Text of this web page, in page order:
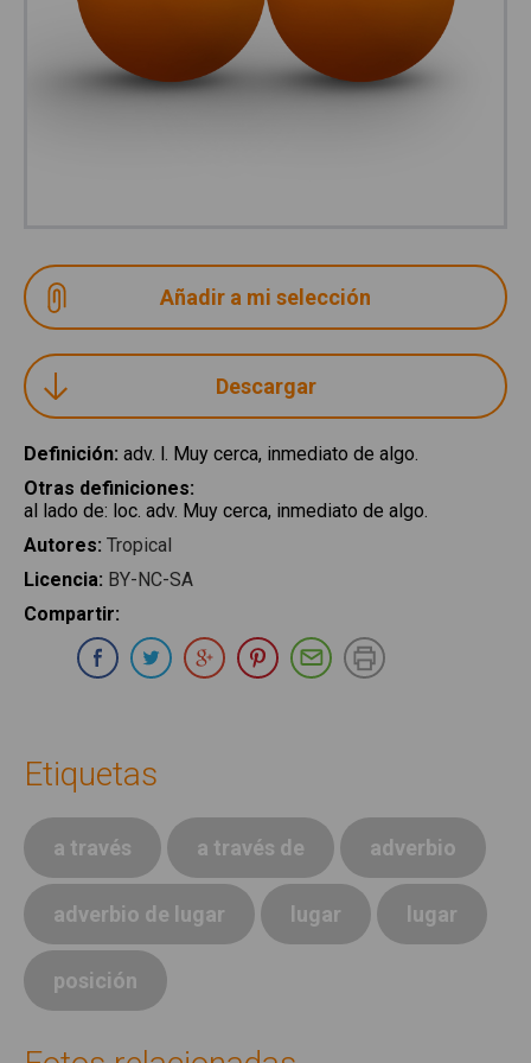
Descargar
Definición: adv. l. Muy cerca, inmediato de algo.
Otras definiciones:
al lado de: loc. adv. Muy cerca, inmediato de algo.
Autores: Tropical
Licencia: BY-NC-SA
Compartir:
Compartir en Whatsapp
Compartir en Facebook
Compartir en Twitter
Compartir en Google Plus
Compartir en Pinterest
Compartir por E-
Etiquetas
a través a través de adverbio
adverbio de lugar lugar lugar
posición